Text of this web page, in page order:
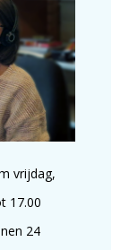
vrijdag,
17.00
24